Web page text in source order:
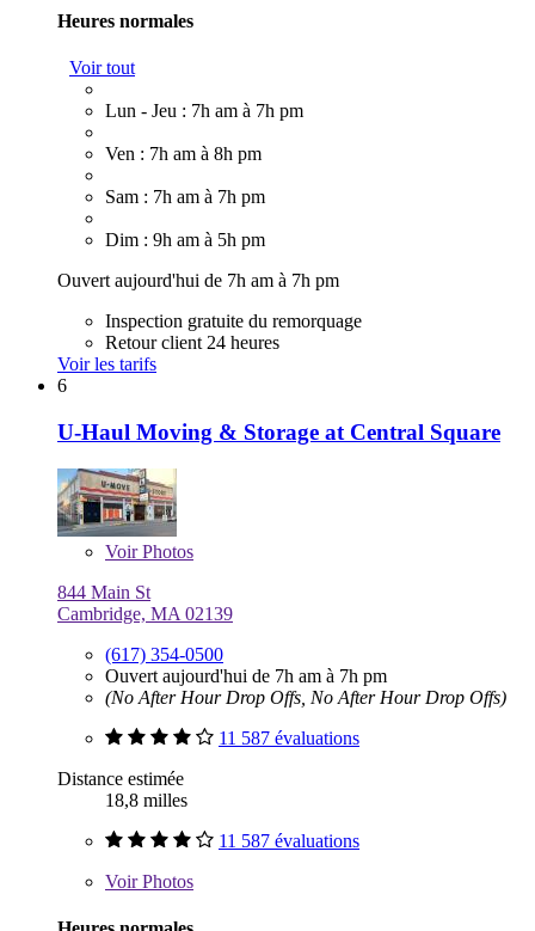
Heures normales
Voir tout
Lun - Jeu : 7h am à 7h pm
Ven : 7h am à 8h pm
Sam : 7h am à 7h pm
Dim : 9h am à 5h pm
Ouvert aujourd'hui de 7h am à 7h pm
Inspection gratuite du remorquage
Retour client 24 heures
Voir les tarifs
6
U-Haul Moving & Storage at Central Square
VoirPhotos
844 Main St
Cambridge, MA 02139
(617) 354-0500
Ouvert aujourd'hui de 7h am à 7h pm
(No After Hour Drop Offs, No After Hour Drop Offs)
11 587 évaluations
Distance estimée
18,8 milles
11 587 évaluations
VoirPhotos